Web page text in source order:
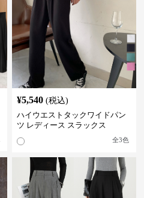
¥5,540 (税込)
ハイウエストタックワイドパン
ツ レディース スラックス
全3色